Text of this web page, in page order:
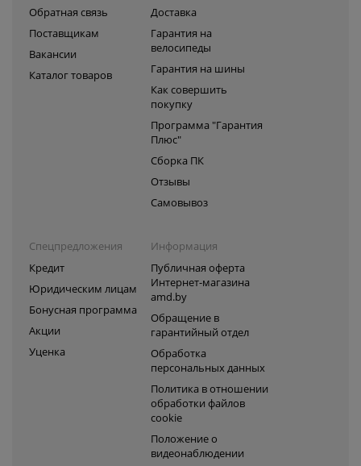
Обратная связь
Поставщикам
Вакансии
Каталог товаров
Доставка
Гарантия на
велосипеды
Гарантия на шины
Как совершить
покупку
Программа "Гарантия
Плюс"
Сборка ПК
Отзывы
Самовывоз
Спецпредложения
Кредит
Юридическим лицам
Бонусная программа
Акции
Уценка
Информация
Публичная оферта
Интернет-магазина
amd.by
Обращение в
гарантийный отдел
Обработка
персональных данных
Политика в отношении
обработки файлов
cookie
Положение о
видеонаблюдении